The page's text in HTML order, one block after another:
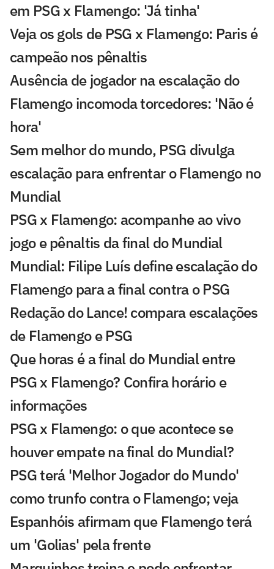
em PSG x Flamengo: 'Já tinha'
Veja os gols de PSG x Flamengo: Paris é
campeão nos pênaltis
Ausência de jogador na escalação do
Flamengo incomoda torcedores: 'Não é
hora'
Sem melhor do mundo, PSG divulga
escalação para enfrentar o Flamengo no
Mundial
PSG x Flamengo: acompanhe ao vivo
jogo e pênaltis da final do Mundial
Mundial: Filipe Luís define escalação do
Flamengo para a final contra o PSG
Redação do Lance! compara escalações
de Flamengo e PSG
Que horas é a final do Mundial entre
PSG x Flamengo? Confira horário e
informações
PSG x Flamengo: o que acontece se
houver empate na final do Mundial?
PSG terá 'Melhor Jogador do Mundo'
como trunfo contra o Flamengo; veja
Espanhóis afirmam que Flamengo terá
um 'Golias' pela frente